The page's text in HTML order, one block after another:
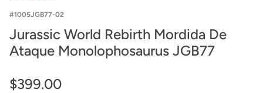
1005JGB77-02
Jurassic World Rebirth Mordida De
Ataque Monolophosaurus JGB77
$399.00